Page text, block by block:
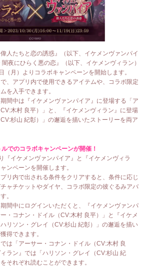
人たちと恋の誘惑』（以下、イケメンヴァンパイ
夜にひらく悪の恋』（以下、イケメンヴィラン）
月）よりコラボキャンペーンを開始します。
、アプリ内で使用できるアイテムや、コラボ限定
を入手できます。
間中は『イケメンヴァンパイア』に登場する「ア
木村 良平）」と、『イケメンヴィラン』に登場
杉山 紀彰）」の邂逅を描いたストーリーを両ア
でのコラボキャンペーンが開催！
『イケメンヴァンパイア』と『イケメンヴィラ
ンペーンを開催します。
リ内で出される条件をクリアすると、条件に応じ
ャチケットやダイヤ、コラボ限定の彼ぐるみアバ
。
間中にログインいただくと、『イケメンヴァンパ
・コナン・ドイル（CV:木村 良平）」と『イケメ
リソン・グレイ（CV:杉山 紀彰）」の邂逅を描い
得できます。
は「アーサー・コナン・ドイル（CV:木村 良
ラン』では「ハリソン・グレイ（CV:杉山 紀
それぞれ読むことができます。